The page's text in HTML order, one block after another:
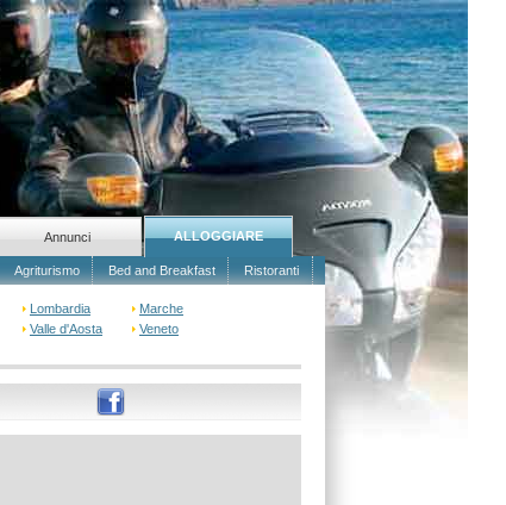
Annunci ALLOGGIARE
Agriturismo Bed and Breakfast
Ristoranti
Lombardia
Marche
Valle d'Aosta
Veneto